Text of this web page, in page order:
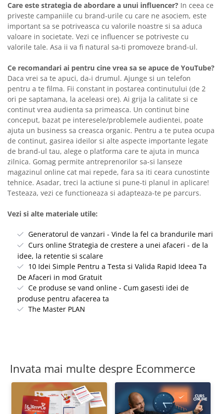
Care este strategia de abordare a unui influencer? In ceea ce
priveste campaniile cu brand-urile cu care ne asociem, este
important sa se potriveasca cu valorile noastre si sa aduca
valoare in societate. Vezi ce influencer se potriveste cu
valorile tale. Asa ii va fi natural sa-ti promoveze brand-ul.
Ce recomandari ai pentru cine vrea sa se apuce de YouTube?
Daca vrei sa te apuci, da-i drumul. Ajunge si un telefon
pentru a te filma. Fii constant in postarea continutului (de 2
ori pe saptamana, la aceleasi ore). Ai grija la calitate si ce
continut vrea audienta sa primeasca. Un continut bine
conceput, bazat pe interesele/problemele audientei, poate
ajuta un business sa creasca organic. Pentru a te putea ocupa
de continut, gasirea ideilor si alte aspecte importante legate
de brand-ul tau, alege o platforma care te ajuta in munca
zilnica. Gomag permite antreprenorilor sa-si lanseze
magazinul online cat mai repede, fara sa iti ceara cunostinte
tehnice. Asadar, treci la actiune si pune-ti planul in aplicare!
Testeaza, vezi ce functioneaza si adapteaza-te pe parcurs.
Vezi si alte materiale utile:
Generatorul de vanzari - Vinde la fel ca brandurile mari
Curs online Strategia de crestere a unei afaceri - de la
idee, la retentie si scalare
10 Idei Simple Pentru a Testa si Valida Rapid Ideea Ta
De Afaceri in mod Gratuit
Ce produse se vand online - Cum gasesti idei de
produse pentru afacerea ta
The Master PLAN
Invata mai multe despre Ecommerce